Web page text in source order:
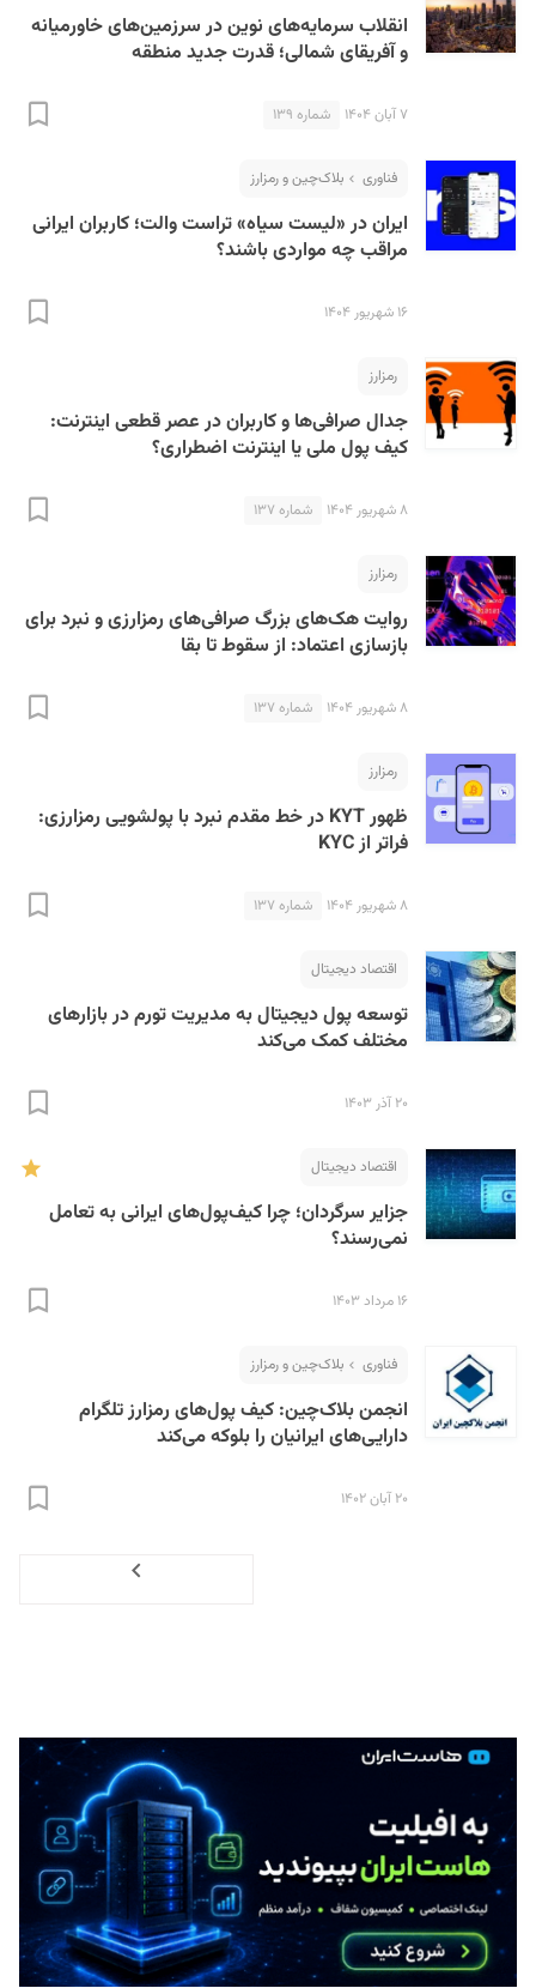
انقلاب سرمایه‌های نوین در سرزمین‌های خاورمیانه
و آفریقای شمالی؛ قدرت جدید منطقه
۷ آبان ۱۴۰۴ شماره ۱۳۹
فناوری بلاک‌چین و رمزارز
ایران در «لیست سیاه» تراست والت؛ کاربران ایرانی
مراقب چه مواردی باشند؟
۱۶ شهریور ۱۴۰۴
رمزارز
جدال صرافی‌ها و کاربران در عصر قطعی اینترنت:
کیف ‌پول ملی یا اینترنت اضطراری؟
۸ شهریور ۱۴۰۴ شماره ۱۳۷
رمزارز
روایت هک‌های بزرگ صرافی‌های رمزارزی و نبرد برای
بازسازی اعتماد: از سقوط تا بقا
۸ شهریور ۱۴۰۴ شماره ۱۳۷
رمزارز
ظهور KYT در خط مقدم نبرد با پولشویی رمزارزی:
فراتر از KYC
۸ شهریور ۱۴۰۴ شماره ۱۳۷
اقتصاد دیجیتال
توسعه پول دیجیتال به مدیریت تورم در بازارهای
مختلف کمک می‌کند
۲۰ آذر ۱۴۰۳
اقتصاد دیجیتال
جزایر سرگردان؛ چرا کیف‌پول‌های ایرانی به تعامل
نمی‌رسند؟
۱۶ مرداد ۱۴۰۳
فناوری بلاک‌چین و رمزارز
انجمن بلاک‌چین: کیف پول‌های رمزارز تلگرام
دارایی‌های ایرانیان را بلوکه می‌کند
۲۰ آبان ۱۴۰۲